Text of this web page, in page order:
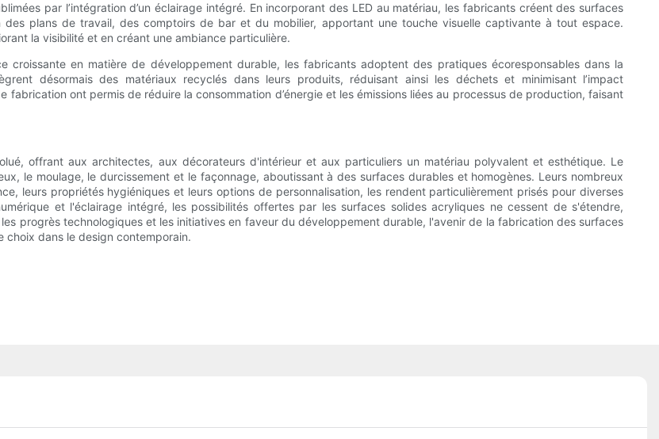
par l’intégration d’un éclairage intégré. En incorporant des LED au matériau, les fabricants créent des surfaces
plans de travail, des comptoirs de bar et du mobilier, apportant une touche visuelle captivante à tout espace.
la visibilité et en créant une ambiance particulière.
en matière de développement durable, les fabricants adoptent des pratiques écoresponsables dans la
désormais des matériaux recyclés dans leurs produits, réduisant ainsi les déchets et minimisant l’impact
fabrication ont permis de réduire la consommation d’énergie et les émissions liées au processus de production, faisant
offrant aux architectes, aux décorateurs d'intérieur et aux particuliers un matériau polyvalent et esthétique. Le
le moulage, le durcissement et le façonnage, aboutissant à des surfaces durables et homogènes. Leurs nombreux
leurs propriétés hygiéniques et leurs options de personnalisation, les rendent particulièrement prisés pour diverses
et l'éclairage intégré, les possibilités offertes par les surfaces solides acryliques ne cessent de s'étendre,
progrès technologiques et les initiatives en faveur du développement durable, l'avenir de la fabrication des surfaces
choix dans le design contemporain.